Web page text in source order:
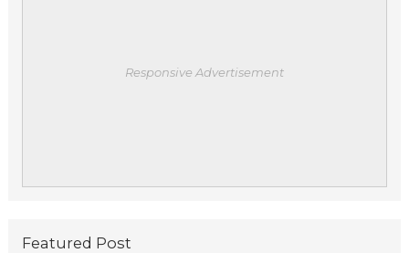
Responsive Advertisement
Featured Post